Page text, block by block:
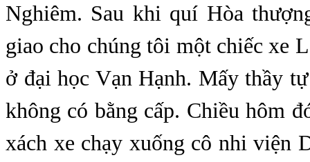
Nghiêm. Sau khi quí Hòa
giao cho chúng tôi một chiếc xe
ở đại học Vạn Hạnh. Mấy thầy
không có bằng cấp. Chiều hôm
xách xe chạy xuống cô nhi viện